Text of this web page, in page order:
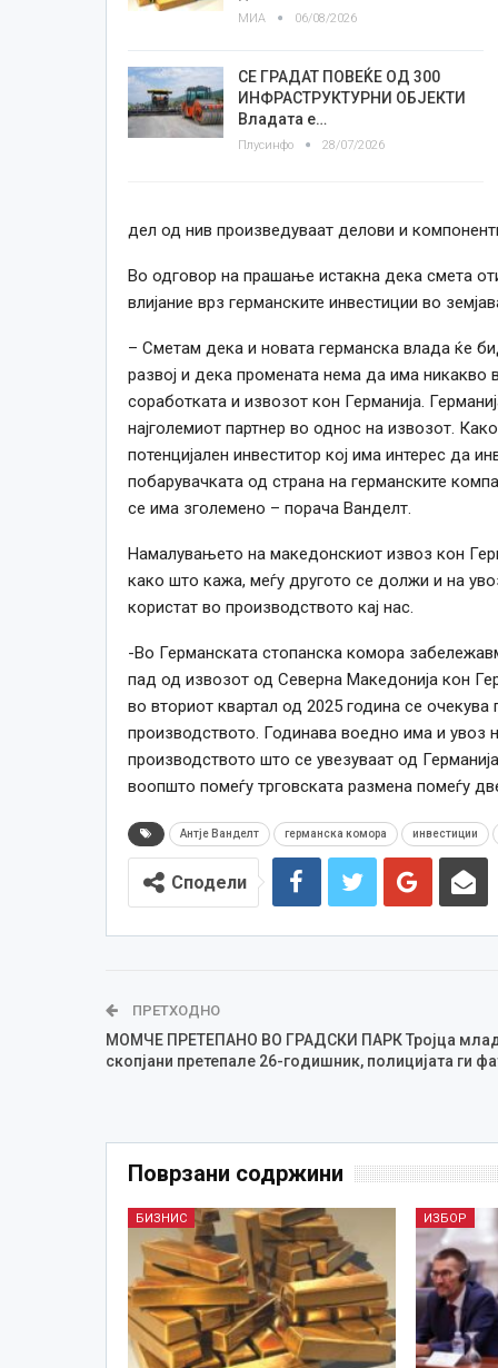
МИА 06/08/2026
СЕ ГРАДАТ ПОВЕЌЕ ОД 300
ИНФРАСТРУКТУРНИ ОБЈЕКТИ
Владата е…
Плусинфо 28/07/2026
дел од нив произведуваат делови и
Во одговор на прашање истакна дека смета
влијание врз германските инвестиции во
– Сметам дека и новата германска влада ќе
развој и дека промената нема да има никакво
соработката и извозот кон Германија.
најголемиот партнер во однос на извозот.
потенцијален инвеститор кој има интерес да
побарувачката од страна на германските
се има зголемено – порача Ванделт.
Намалувањето на македонскиот извоз кон
како што кажа, меѓу другото се должи и на
користат во производството кај нас.
-Во Германската стопанска комора
пад од извозот од Северна Македонија кон
во вториот квартал од 2025 година се
производството. Годинава воедно има и увоз
производството што се увезуваат од
воопшто помеѓу трговската размена помеѓу
Антје Ванделт германска комора инвестиции
Сподели
ПРЕТХОДНО
МОМЧЕ ПРЕТЕПАНО ВО ГРАДСКИ ПАРК Тројца
скопјани претепале 26-годишник, полицијата ги
Поврзани содржини
БИЗНИС ИЗБОР